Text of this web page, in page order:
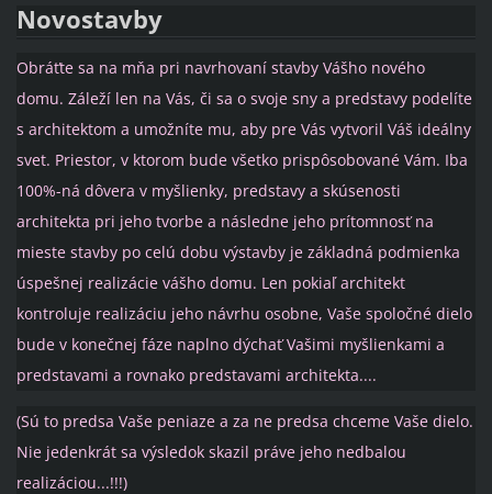
Novostavby
Obráťte sa na mňa pri navrhovaní stavby Vášho nového
domu. Záleží len na Vás, či sa o svoje sny a predstavy podelíte
s architektom a umožníte mu, aby pre Vás vytvoril Váš ideálny
svet. Priestor, v ktorom bude všetko prispôsobované Vám. Iba
100%-ná dôvera v myšlienky, predstavy a skúsenosti
architekta pri jeho tvorbe a následne jeho prítomnosť na
mieste stavby po celú dobu výstavby je základná podmienka
úspešnej realizácie vášho domu. Len pokiaľ architekt
kontroluje realizáciu jeho návrhu osobne, Vaše spoločné dielo
bude v konečnej fáze naplno dýchať Vašimi myšlienkami a
predstavami a rovnako predstavami architekta....
(Sú to predsa Vaše peniaze a za ne predsa chceme Vaše dielo.
Nie jedenkrát sa výsledok skazil práve jeho nedbalou
realizáciou...!!!)